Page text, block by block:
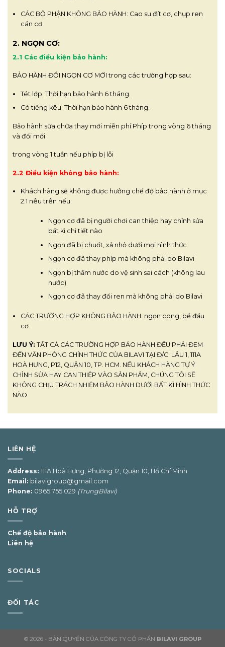
CÁC BỘ PHẬN KHÔNG BẢO HÀNH: Cao su đít cơ, chụp ren
cán cơ.
2. NGỌN CƠ:
2.1 Các điều kiện bảo hành:
BẢO HÀNH ĐỔI NGỌN CƠ MỚI trong các trường hợp sau:
Tét lớp. Thời hạn bảo hành 6 tháng.
Có tiếng kêu. Thời hạn bảo hành 6 tháng.
Bảo hành sữa chữa thay mới miễn phí Phíp trong vòng 6 tháng
và đổi mới
trong vòng 1 tuần nếu phíp bị lỗi
2.2 Điều kiện không bảo hành:
Khách hàng sẽ không được hưởng chế độ bảo hành ở mục
2.1 nêu trên nếu:
Ngọn cơ đã bị người chơi can thiệp hay chỉnh sửa
bất kì chi tiết nào
Ngọn đã bị chuốt, xả nhỏ dưới mọi hình thức
Ngọn cơ đã thay phíp mà không phải do Bilavi
Ngọn bị thấm nước do vệ sinh sai cách (không lau
nước)
Ngọn cơ đã thay đổi ren mà không phải do Bilavi
CÁC TRƯỜNG HỢP KHÔNG BẢO HÀNH: ngọn cong, bể đầu
cơ.
LƯU Ý: TẤT CẢ CÁC TRƯỜNG HỢP BẢO HÀNH ĐỀU PHẢI ĐEM
ĐẾN VĂN PHÒNG CHÍNH THỨC CỦA BILAVI TẠI Đ/C: LẦU 1, 111A
HOÀ HƯNG, P12, QUẬN 10, TP. HCM. NẾU KHÁCH HÀNG TỰ Ý
CHỈNH SỬA HAY CAN THIỆP VÀO SẢN PHẨM, CHÚNG TÔI SẼ
KHÔNG CHỊU TRÁCH NHIỆM BẢO HÀNH DƯỚI BẤT KÌ HÌNH THỨC
NÀO.
LIÊN HỆ
Address: 111A Hoà Hưng, Phường 12, Quận 10, Hồ Chí Minh
Email: bilavigroup@gmail.com
Phone: 0965.755.029 (TrungBilavi)
HỖ TRỢ
Chế độ bảo hành
Liên hệ
SOCIALS
ĐỐI TÁC
© 2026 - BẢN QUYỀN CỦA CÔNG TY CỔ PHẦN BILAVI GROUP